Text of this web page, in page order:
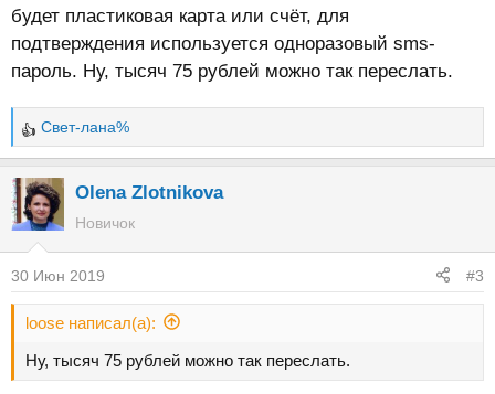
будет пластиковая карта или счёт, для
подтверждения используется одноразовый sms-
пароль. Ну, тысяч 75 рублей можно так переслать.
Р
е
а
к
ц
и
и
:
Свет-лана%
Olena Zlotnikova
Новичок
30 Июн 2019 #3
loose написал(а):
Ну, тысяч 75 рублей можно так переслать.